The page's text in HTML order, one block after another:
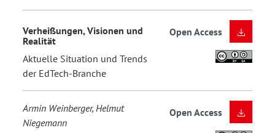
Verheißungen, Visionen und
Realität
Aktuelle Situation und Trends
der EdTech-Branche
Open Access
Armin Weinberger, Helmut
Niegemann
Open Access